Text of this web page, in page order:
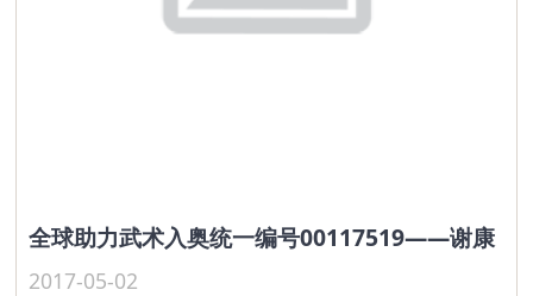
全球助力武术入奥统一编号00117519——谢康
2017-05-02